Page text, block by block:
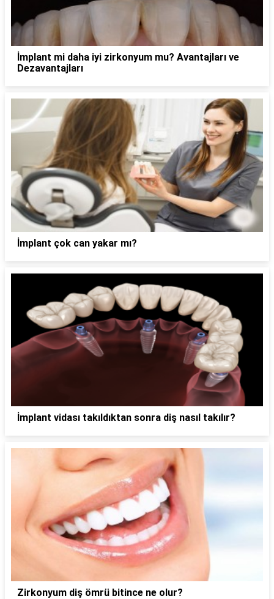
İmplant mi daha iyi zirkonyum mu? Avantajları ve
Dezavantajları
İmplant çok can yakar mı?
İmplant vidası takıldıktan sonra diş nasıl takılır?
Zirkonyum diş ömrü bitince ne olur?